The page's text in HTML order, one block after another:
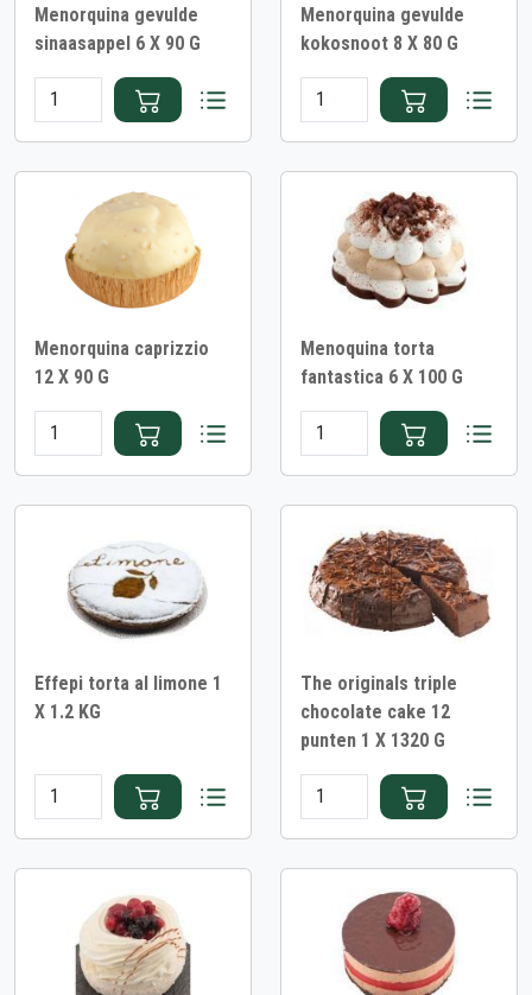
Menorquina gevulde
sinaasappel 6 X 90 G
Menorquina gevulde
kokosnoot 8 X 80 G
Menorquina caprizzio
12 X 90 G
Menoquina torta
fantastica 6 X 100 G
Effepi torta al limone 1
X 1.2 KG
The originals triple
chocolate cake 12
punten 1 X 1320 G